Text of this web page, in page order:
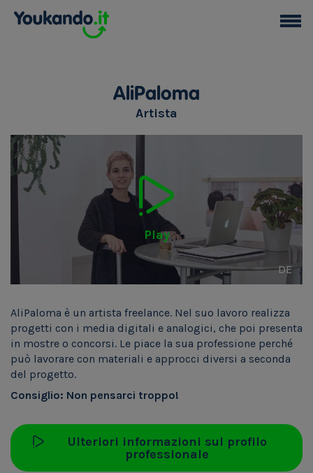
AliPaloma
Artista
Play
DE
AliPaloma è un artista freelance. Nel suo lavoro realizza
progetti con i media digitali e analogici, che poi presenta
in mostre o concorsi. Le piace la sua professione perché
può lavorare con materiali e approcci diversi a seconda
del progetto.
Consiglio: Non pensarci troppo!
Ulteriori informazioni sul profilo
professionale